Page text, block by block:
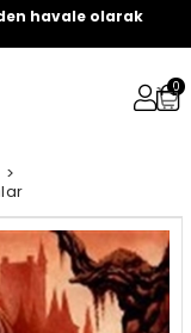
havale olarak
0
>